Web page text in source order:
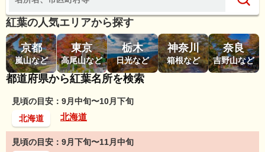
紅葉の人気エリアから探す
京都
嵐山など
東京
高尾山など
栃木
日光など
神奈川
箱根など
奈良
吉野山など
都道府県から紅葉名所を検索
見頃の目安：9月中旬〜10月下旬
北海道
北海道
見頃の目安：9月下旬〜11月中旬